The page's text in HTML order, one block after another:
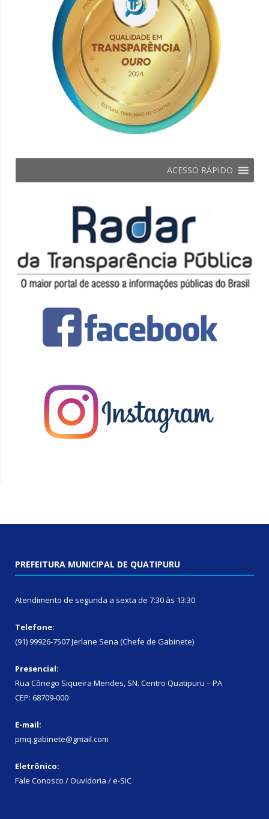
ACESSO RÁPIDO
PREFEITURA MUNICIPAL DE QUATIPURU
Atendimento de segunda a sexta de 7:30 às 13:30
Telefone:
(91) 99926-7507 Jerlane Sena (Chefe de Gabinete)
Presencial:
Rua Cônego Siqueira Mendes, SN. Centro Quatipuru – PA
CEP: 68709-000
E-mail:
pmq.gabinete@gmail.com
Eletrônico:
Fale Conosco / Ouvidoria / e-SIC